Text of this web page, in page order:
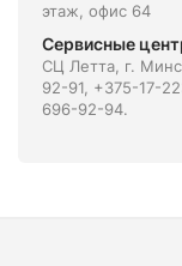
этаж, офис 64
Сервисные
СЦ Летта, г.
92-91, +375-17-
696-92-94.